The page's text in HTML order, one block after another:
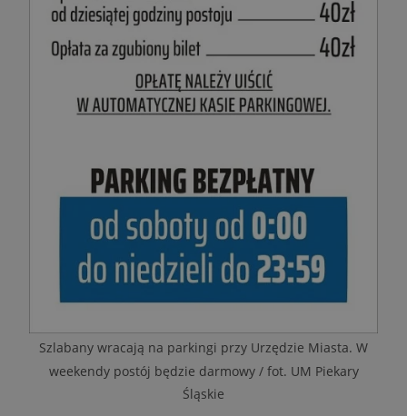
Szlabany wracają na parkingi przy Urzędzie Miasta. W
weekendy postój będzie darmowy / fot. UM Piekary
Śląskie